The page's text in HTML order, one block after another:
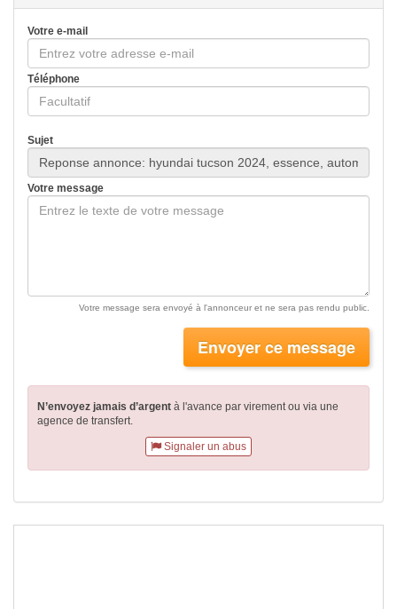
Votre e-mail
Téléphone
Sujet
Votre message
Votre message sera envoyé à l'annonceur et ne sera pas rendu public.
Envoyer ce message
N’envoyez jamais d’argent à l'avance par virementou via une
agence de transfert.
Signaler un abus